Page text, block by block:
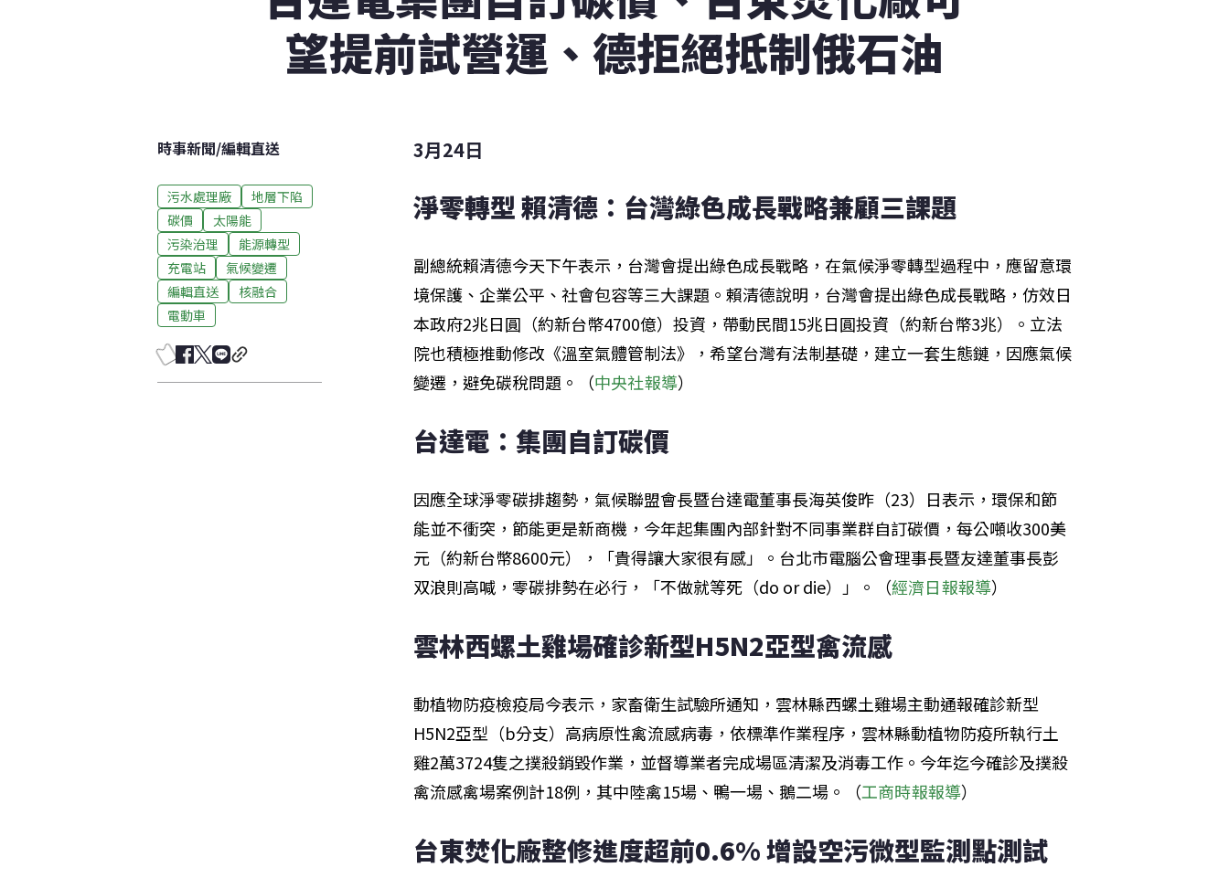
望提前試營運、德拒絕抵制俄石油
時事新聞/編輯直送
污水處理廠
地層下陷
碳價
太陽能
污染治理
能源轉型
充電站
氣候變遷
編輯直送
核融合
電動車
3月24日
淨零轉型 賴清德：台灣綠色成長戰略兼顧三課題
副總統賴清德今天下午表示，台灣會提出綠色成長戰略，在氣候淨零轉型過程中，應留意環
境保護、企業公平、社會包容等三大課題。賴清德說明，台灣會提出綠色成長戰略，仿效日
本政府2兆日圓（約新台幣4700億）投資，帶動民間15兆日圓投資（約新台幣3兆）。立法
院也積極推動修改《溫室氣體管制法》，希望台灣有法制基礎，建立一套生態鏈，因應氣候
變遷，避免碳稅問題。（中央社報導）
台達電：集團自訂碳價
因應全球淨零碳排趨勢，氣候聯盟會長暨台達電董事長海英俊昨（23）日表示，環保和節
能並不衝突，節能更是新商機，今年起集團內部針對不同事業群自訂碳價，每公噸收300美
元（約新台幣8600元），「貴得讓大家很有感」。台北市電腦公會理事長暨友達董事長彭
双浪則高喊，零碳排勢在必行，「不做就等死（do or die）」。（經濟日報報導）
雲林西螺土雞場確診新型H5N2亞型禽流感
動植物防疫檢疫局今表示，家畜衛生試驗所通知，雲林縣西螺土雞場主動通報確診新型
H5N2亞型（b分支）高病原性禽流感病毒，依標準作業程序，雲林縣動植物防疫所執行土
雞2萬3724隻之撲殺銷毀作業，並督導業者完成場區清潔及消毒工作。今年迄今確診及撲殺
禽流感禽場案例計18例，其中陸禽15場、鴨一場、鵝二場。（工商時報報導）
台東焚化廠整修進度超前0.6% 增設空污微型監測點測試